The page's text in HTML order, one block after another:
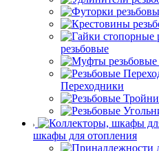
резьбовые
Переходники
шкафы для отопления